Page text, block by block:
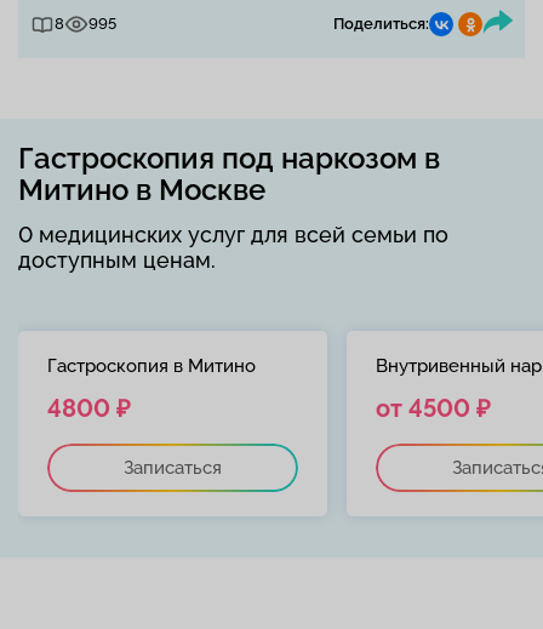
8
995 Поделиться:
Гастроскопия под наркозом в
Митино в Москве
0 медицинских услуг для всей семьи по
доступным ценам.
Гастроскопия в Митино
4800 ₽
Записаться
Внутривенный
от 4500 ₽